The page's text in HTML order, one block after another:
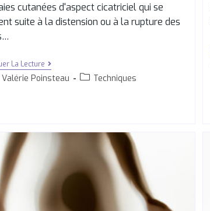
cutanées d'aspect cicatriciel qui se
suite à la distension ou à la rupture des
La Lecture
Valérie Poinsteau Techniques